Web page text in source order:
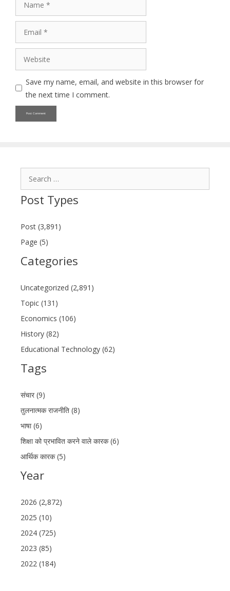
Save my name, email, and website in this browser for
the next time I comment.
Post Types
Post (3,891)
Page (5)
Categories
Uncategorized (2,891)
Topic (131)
Economics (106)
History (82)
Educational Technology (62)
Tags
संचार (9)
तुलनात्मक राजनीति (8)
भाषा (6)
शिक्षा को प्रभावित करने वाले कारक (6)
आर्थिक कारक (5)
Year
2026 (2,872)
2025 (10)
2024 (725)
2023 (85)
2022 (184)